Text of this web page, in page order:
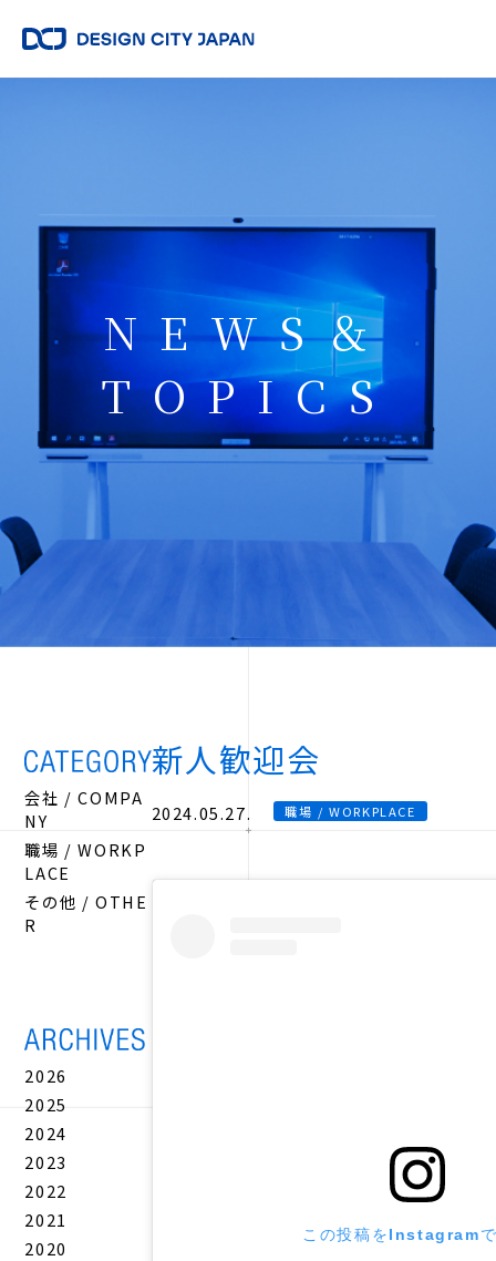
NEWS＆
TOPICS
会社 / COMPA
NY
職場 / WORKP
LACE
その他 / OTHE
R
2026
2025
2024
2023
2022
2021
2020
新人歓迎会
2024.05.27. 職場 / WORKPLACE
この投稿をInstagram